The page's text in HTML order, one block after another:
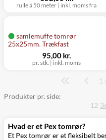
rulle á 50 meter | inkl. moms fra
samlemuffe tomrør
25x25mm. Trækfast
pr. stk. | inkl. moms
95,00 kr.
1
Produkter pr. side:
12
Hvad er et Pex tomrør?
Et Pex tomrør er et fleksibelt